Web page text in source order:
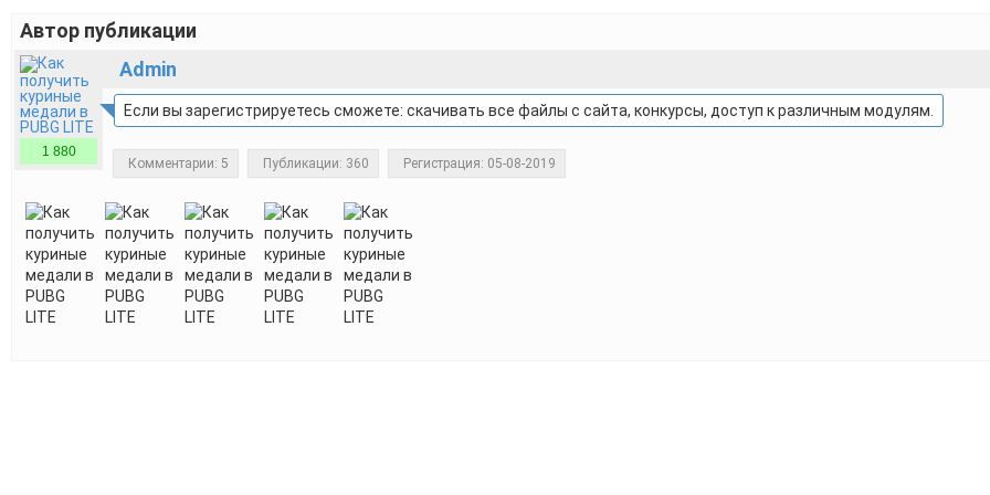
Автор публикации
Admin
1 880
Если вы зарегистрируетесь сможете: скачивать все файлы с сайта, конкурсы, доступ к различным модулям.
Комментарии: 5 Публикации: 360 Регистрация: 05-08-2019